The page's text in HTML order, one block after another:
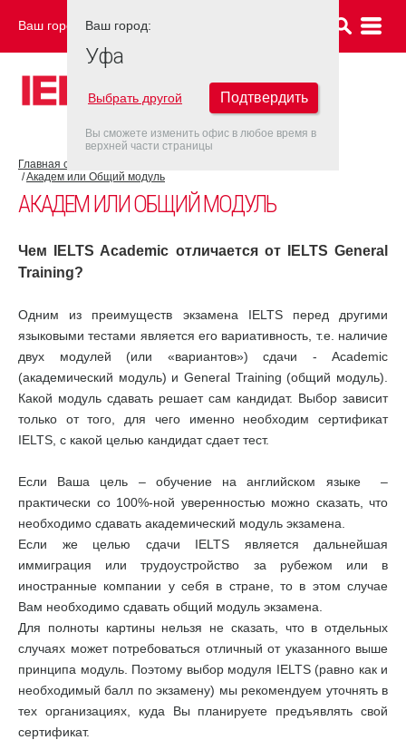
Ваш город: УФА
Главная страница
Академ или Общий модуль
АКАДЕМ ИЛИ ОБЩИЙ МОДУЛЬ
Чем IELTS Academic отличается от IELTS General
Training?
Одним из преимуществ экзамена IELTS перед другими
языковыми тестами является его вариативность, т.е. наличие
двух модулей (или «вариантов») сдачи - Academic
(академический модуль) и General Training (общий модуль).
Какой модуль сдавать решает сам кандидат. Выбор зависит
только от того, для чего именно необходим сертификат
IELTS, с какой целью кандидат сдает тест.
Если Ваша цель – обучение на английском языке –
практически со 100%-ной уверенностью можно сказать, что
необходимо сдавать академический модуль экзамена.
Если же целью сдачи IELTS является дальнейшая
иммиграция или трудоустройство за рубежом или в
иностранные компании у себя в стране, то в этом случае
Вам необходимо сдавать общий модуль экзамена.
Для полноты картины нельзя не сказать, что в отдельных
случаях может потребоваться отличный от указанного выше
принципа модуль. Поэтому выбор модуля IELTS (равно как и
необходимый балл по экзамену) мы рекомендуем уточнять в
тех организациях, куда Вы планируете предъявлять свой
сертификат.
Ваш город:
Уфа
Выбрать другой Подтвердить
Вы сможете изменить офис в любое время в
верхней части страницы